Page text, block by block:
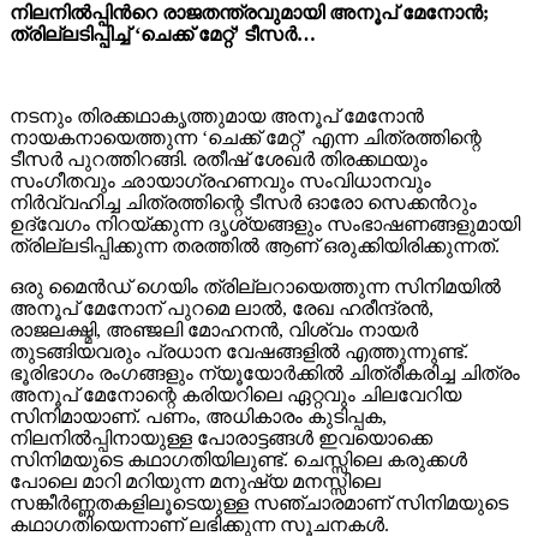
നിലനിൽപ്പിന്‍റെ രാജതന്ത്രവുമായി അനൂപ് മേനോൻ;
ത്രില്ലടിപ്പിച്ച് ‘ചെക്ക് മേറ്റ്’ ടീസർ…
നടനും തിരക്കഥാകൃത്തുമായ അനൂപ് മേനോൻ
നായകനായെത്തുന്ന ‘ചെക്ക് മേറ്റ്’ എന്ന ചിത്രത്തിന്റെ
ടീസർ പുറത്തിറങ്ങി. രതീഷ് ശേഖർ തിരക്കഥയും
സംഗീതവും ഛായാഗ്രഹണവും സംവിധാനവും
നിർവ്വഹിച്ച ചിത്രത്തിന്റെ ടീസർ ഓരോ സെക്കന്‍റും
ഉദ്വേഗം നിറയ്ക്കുന്ന ദൃശ്യങ്ങളും സംഭാഷണങ്ങളുമായി
ത്രില്ലടിപ്പിക്കുന്ന തരത്തിൽ ആണ് ഒരുക്കിയിരിക്കുന്നത്.
ഒരു മൈൻഡ് ഗെയിം ത്രില്ലറായെത്തുന്ന സിനിമയിൽ
അനൂപ് മേനോന് പുറമെ ലാല്‍, രേഖ ഹരീന്ദ്രൻ,
രാജലക്ഷ്മി, അഞ്ജലി മോഹനൻ, വിശ്വം നായർ
തുടങ്ങിയവരും പ്രധാന വേഷങ്ങളിൽ എത്തുന്നുണ്ട്.
ഭൂരിഭാഗം രംഗങ്ങളും ന്യൂയോർക്കിൽ ചിത്രീകരിച്ച ചിത്രം
അനൂപ് മേനോന്റെ കരിയറിലെ ഏറ്റവും ചിലവേറിയ
സിനിമായാണ്. പണം, അധികാരം കുടിപ്പക,
നിലനിൽപ്പിനായുള്ള പോരാട്ടങ്ങള്‍ ഇവയൊക്കെ
സിനിമയുടെ കഥാഗതിയിലുണ്ട്. ചെസ്സിലെ കരുക്കൾ
പോലെ മാറി മറിയുന്ന മനുഷ്യ മനസ്സിലെ
സങ്കീർണ്ണതകളിലൂടെയുള്ള സഞ്ചാരമാണ് സിനിമയുടെ
കഥാഗതിയെന്നാണ് ലഭിക്കുന്ന സൂചനകൾ.